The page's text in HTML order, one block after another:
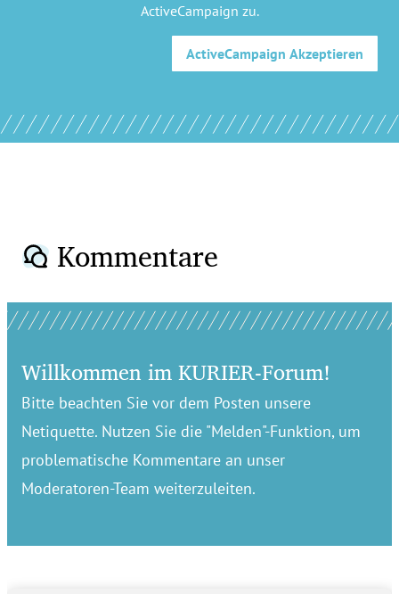
ActiveCampaign zu.
ActiveCampaign Akzeptieren
Kommentare